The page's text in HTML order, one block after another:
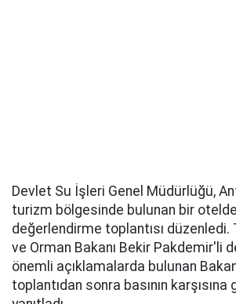
Devlet Su İşleri Genel Müdürlüğü,
turizm bölgesinde bulunan bir
değerlendirme toplantısı düzenledi.
ve Orman Bakanı Bekir Pakdemir'li
önemli açıklamalarda bulunan
toplantıdan sonra basının